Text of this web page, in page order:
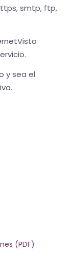
smtp, ftp,
y sea el
(PDF)